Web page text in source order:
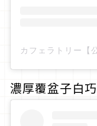
濃厚覆盆子白